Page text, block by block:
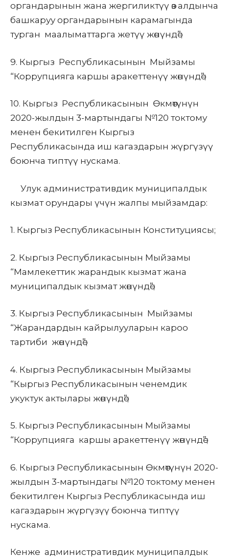
органдарынын жана жергиликтүү өз алдынча
башкаруу органдарынын карамагында
турган маалыматтарга жетүү жөнүндө”;
9. Кыргыз Республикасынын Мыйзамы
“Коррупцияга каршы аракеттенүү жөнүндө”;
10. Кыргыз Республикасынын Өкмөтүнүн
2020-жылдын 3-мартындагы №120 токтому
менен бекитилген Кыргыз
Республикасында иш кагаздарын жүргүзүү
боюнча типтүү нускама.
Улук административдик муниципалдык
кызмат орундары үчүн жалпы мыйзамдар:
1. Кыргыз Республикасынын Конституциясы;
2. Кыргыз Республикасынын Мыйзамы
“Мамлекеттик жарандык кызмат жана
муниципалдык кызмат жөнүндө”;
3. Кыргыз Республикасынын Мыйзамы
“Жарандардын кайрылууларын кароо
тартиби жөнүндө”;
4. Кыргыз Республикасынын Мыйзамы
“Кыргыз Республикасынын ченемдик
укуктук актылары жөнүндө”;
5. Кыргыз Республикасынын Мыйзамы
“Коррупцияга каршы аракеттенүү жөнүндө”;
6. Кыргыз Республикасынын Өкмөтүнүн 2020-
жылдын 3-мартындагы №120 токтому менен
бекитилген Кыргыз Республикасында иш
кагаздарын жүргүзүү боюнча типтүү
нускама.
Кенже административдик муниципалдык